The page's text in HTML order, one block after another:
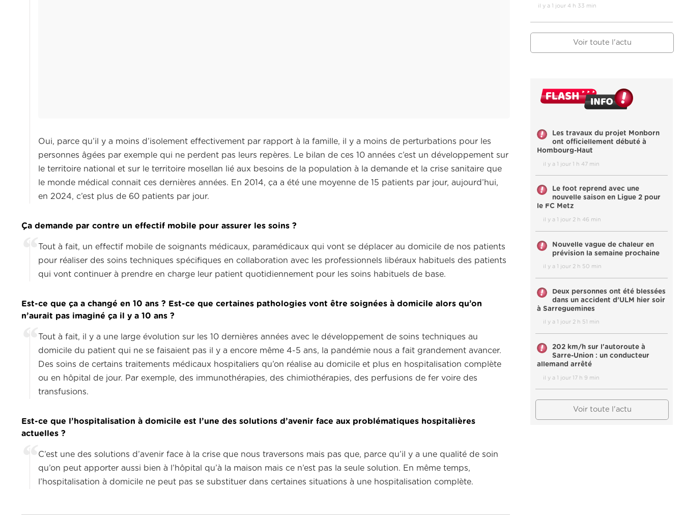
Oui, parce qu’il y a moins d’isolement effectivement par rapport à la famille, il y a moins de perturbations pour les
personnes âgées par exemple qui ne perdent pas leurs repères. Le bilan de ces 10 années c’est un développement sur
le territoire national et sur le territoire mosellan lié aux besoins de la population à la demande et la crise sanitaire que
le monde médical connait ces dernières années. En 2014, ça a été une moyenne de 15 patients par jour, aujourd’hui,
en 2024, c’est plus de 60 patients par jour.
Ça demande par contre un effectif mobile pour assurer les soins ?
Tout à fait, un effectif mobile de soignants médicaux, paramédicaux qui vont se déplacer au domicile de nos patients
pour réaliser des soins techniques spécifiques en collaboration avec les professionnels libéraux habituels des patients
qui vont continuer à prendre en charge leur patient quotidiennement pour les soins habituels de base.
Est-ce que ça a changé en 10 ans ? Est-ce que certaines pathologies vont être soignées à domicile alors qu’on
n’aurait pas imaginé ça il y a 10 ans ?
Tout à fait, il y a une large évolution sur les 10 dernières années avec le développement de soins techniques au
domicile du patient qui ne se faisaient pas il y a encore même 4-5 ans, la pandémie nous a fait grandement avancer.
Des soins de certains traitements médicaux hospitaliers qu’on réalise au domicile et plus en hospitalisation complète
ou en hôpital de jour. Par exemple, des immunothérapies, des chimiothérapies, des perfusions de fer voire des
transfusions.
Est-ce que l’hospitalisation à domicile est l’une des solutions d’avenir face aux problématiques hospitalières
actuelles ?
C’est une des solutions d’avenir face à la crise que nous traversons mais pas que, parce qu’il y a une qualité de soin
qu’on peut apporter aussi bien à l’hôpital qu’à la maison mais ce n’est pas la seule solution. En même temps,
l’hospitalisation à domicile ne peut pas se substituer dans certaines situations à une hospitalisation complète.
il y a 1 jour 4 h 33 min
Voir toute l'actu
Les travaux du projet Monborn
ont officiellement débuté à
Hombourg-Haut
il y a 1 jour 1 h 47 min
Le foot reprend avec une
nouvelle saison en Ligue 2 pour
le FC Metz
il y a 1 jour 2 h 46 min
Nouvelle vague de chaleur en
prévision la semaine prochaine
il y a 1 jour 2 h 50 min
Deux personnes ont été blessées
dans un accident d’ULM hier soir
à Sarreguemines
il y a 1 jour 2 h 51 min
202 km/h sur l'autoroute à
Sarre-Union : un conducteur
allemand arrêté
il y a 1 jour 17 h 9 min
Voir toute l'actu